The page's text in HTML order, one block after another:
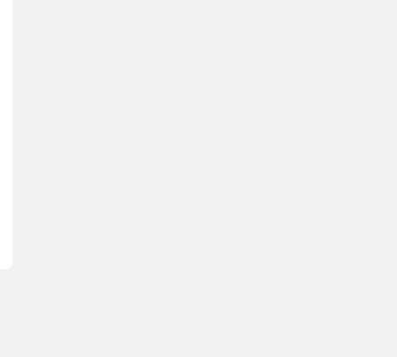
ViscoLü̈fter, Auspuff oben Tankinhalt